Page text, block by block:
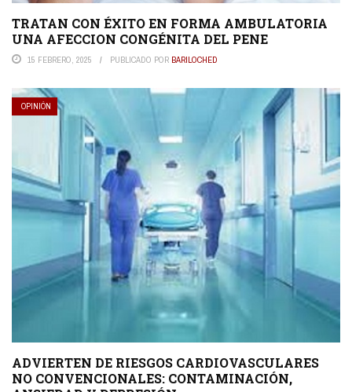
TRATAN CON ÉXITO EN FORMA AMBULATORIA
UNA AFECCION CONGÉNITA DEL PENE
15 FEBRERO, 2025 PUBLICADO POR BARILOCHED
OPINIÓN
ADVIERTEN DE RIESGOS CARDIOVASCULARES
NO CONVENCIONALES: CONTAMINACIÓN,